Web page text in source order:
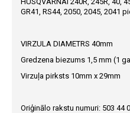
GR41, RS44, 2050, 2045, 2041
VIRZULA DIAMETRS 40mm
Gredzena biezums 1,5 mm (1
Virzuļa pirksts 10mm x 29mm
Oriģinālo rakstu numuri: 503 44